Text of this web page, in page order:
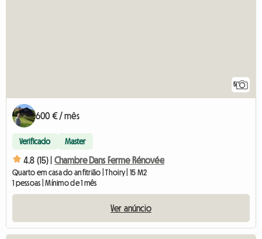
5
600 € / mês
Verificado Master
4.8 (15) | Chambre Dans Ferme Rénovée
Quarto em casa do anfitrião | Thoiry | 15 M2
1 pessoas | Mínimo de 1 mês
Ver anúncio